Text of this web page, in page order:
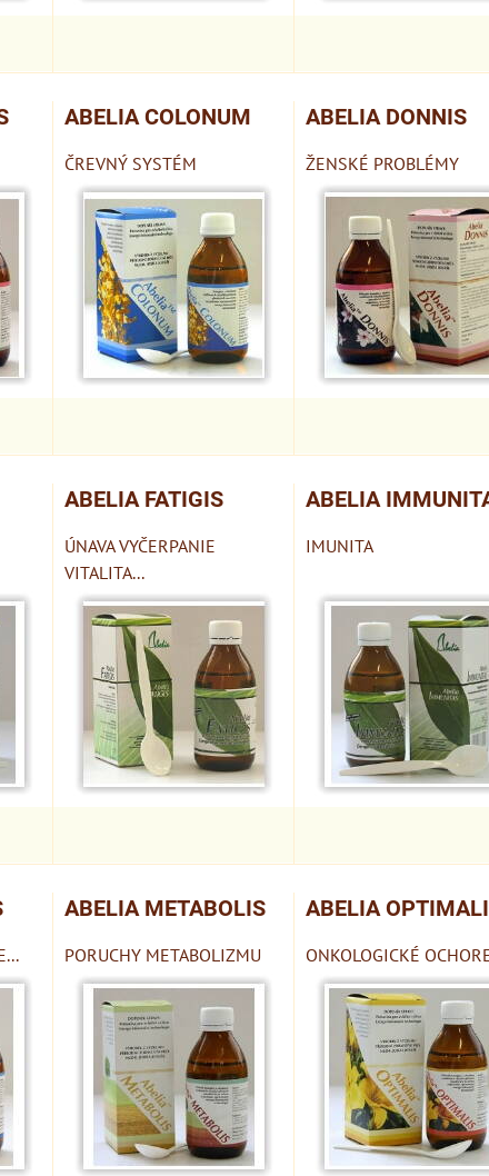
ABELIA COLONUM
ČREVNÝ SYSTÉM
ABELIA DONNIS
ŽENSKÉ PROBLÉMY
ABELIA FATIGIS
ÚNAVA VYČERPANIE
VITALITA...
ABELIA
IMUNITA
ABELIA METABOLIS
PORUCHY METABOLIZMU
ABELIA
ONKOLOGICKÉ